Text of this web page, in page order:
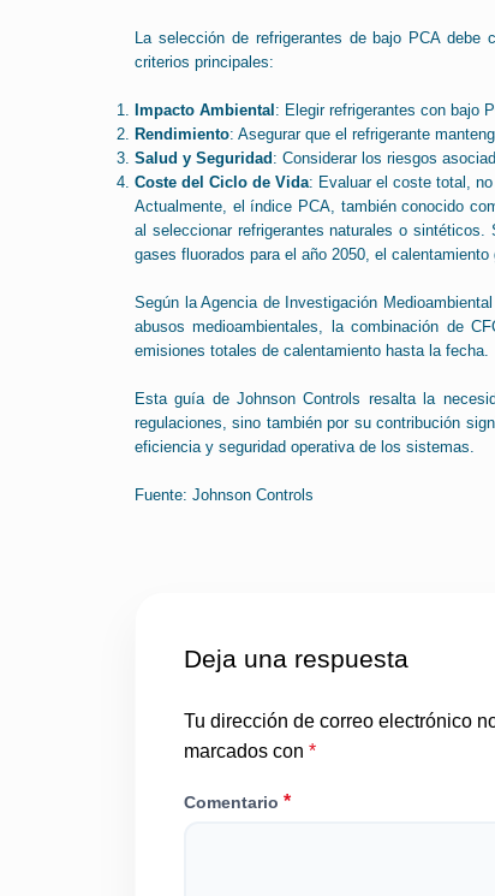
La selección de refrigerantes de bajo PCA
criterios principales:
Impacto Ambiental : Elegir refrigerantes con bajo
Rendimiento: Asegurar que el refrigerante
Salud y Seguridad : Considerar los riesgos
Coste del Ciclo de Vida: Evaluar el coste total,
Actualmente, el índice PCA, también conocido
al seleccionar refrigerantes naturales o
gases fluorados para el año 2050, el
Según la Agencia de Investigación
abusos medioambientales, la combinación de
emisiones totales de calentamiento hasta la fecha.
Esta guía de Johnson Controls resalta la
regulaciones, sino también por su contribución
eficiencia y seguridad operativa de los sistemas.
Fuente: Johnson Controls
Deja una respuesta
Tu dirección de correo electrónico
marcados con *
Comentario *